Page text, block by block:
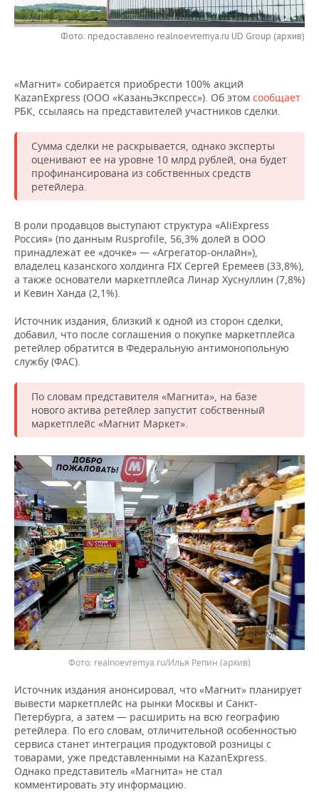
НЕФТЕХИМИЯ
ЭНЕРГЕТИКА
РОЗНИЧНАЯ ТОРГОВЛЯ
УСЛУГИ
НОВОСТИ ТЕХНОЛОГИЙ
МЕДИА
МЕРОПРИЯТИЯ
ВЫЕЗДНАЯ РЕДАКЦИЯ
ONLINE-КОНФЕРЕНЦИИ
ОТКРЫТАЯ ЛЕКЦИЯ
НОВОСТИ СПОРТА
ХОККЕЙ
БАСКЕТБОЛ
ВОЛЕЙБОЛ
КИБЕРСПОРТ
ФИГУРНОЕ КАТАНИЕ
ВОДНЫЕ ВИДЫ СПОРТА
ХОККЕЙ С МЯЧОМ
ОБЩЕСТВО
ВЛАСТЬ
ИНФРАСТРУКТУРА
ИСТОРИЯ
КУЛЬТУРА
МЕДИЦИНА
ОБРАЗОВАНИЕ
ПРОИСШЕСТВИЯ
СЮЖЕТЫ
СПРАВОЧНИК
СПИСОК ПЕРСОН
СПИСОК КОМПАНИЙ
ПОЛНАЯ ВЕРСИЯ
Фото: предоставлено realnoevremya.ru UD Group (архив)
«Магнит» собирается приобрести 100% акций
KazanExpress (ООО «КазаньЭкспресс»). Об этом сообщает
РБК, ссылаясь на представителей участников сделки.
Сумма сделки не раскрывается, однако эксперты
оценивают ее на уровне 10 млрд рублей, она будет
профинансирована из собственных средств
ретейлера.
В роли продавцов выступают структура «AliExpress
Россия» (по данным Rusprofile, 56,3% долей в ООО
принадлежат ее «дочке» — «Агрегатор-онлайн»),
владелец казанского холдинга FIX Сергей Еремеев (33,8%),
а также основатели маркетплейса Линар Хуснуллин (7,8%)
и Кевин Ханда (2,1%).
Источник издания, близкий к одной из сторон сделки,
добавил, что после соглашения о покупке маркетплейса
ретейлер обратится в Федеральную антимонопольную
службу (ФАС).
По словам представителя «Магнита», на базе
нового актива ретейлер запустит собственный
маркетплейс «Магнит Маркет».
realnoevremya.ru/Илья Репин (архив)
Источник издания анонсировал, что «Магнит» планирует
вывести маркетплейс на рынки Москвы и Санкт-
Петербурга, а затем — расширить на всю географию
ретейлера. По его словам, отличительной особенностью
сервиса станет интеграция продуктовой розницы с
товарами, уже представленными на KazanExpress.
Однако представитель «Магнита» не стал
комментировать эту информацию.